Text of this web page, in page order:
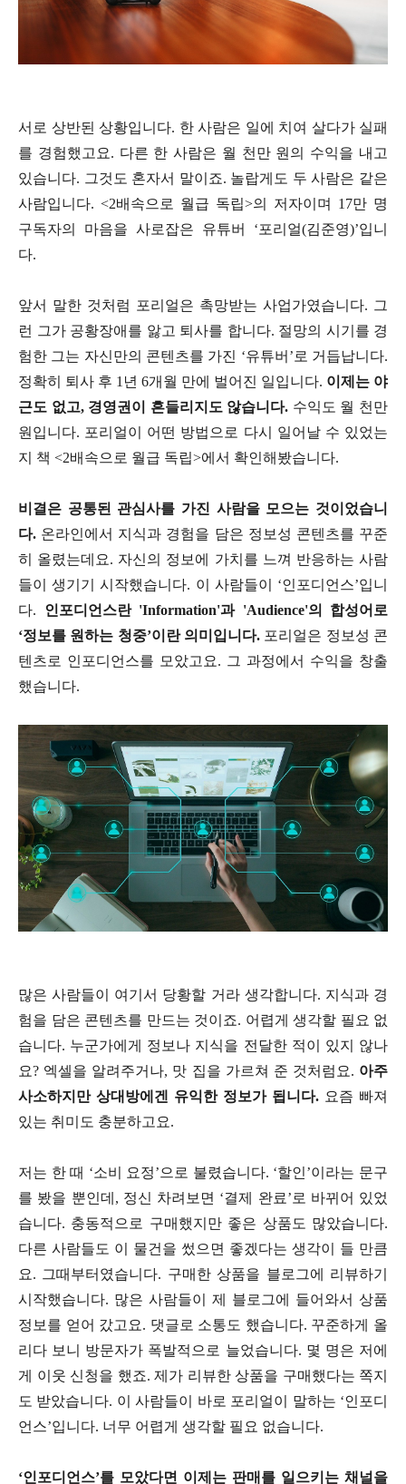
서로 상반된 상황입니다. 한 사람은 일에 치여 살다가 실패
를 경험했고요. 다른 한 사람은 월 천만 원의 수익을 내고
있습니다. 그것도 혼자서 말이죠. 놀랍게도 두 사람은 같은
사람입니다. <2배속으로 월급 독립>의 저자이며 17만 명
구독자의 마음을 사로잡은 유튜버 ‘포리얼(김준영)’입니
다.
앞서 말한 것처럼 포리얼은 촉망받는 사업가였습니다. 그
런 그가 공황장애를 앓고 퇴사를 합니다. 절망의 시기를 경
험한 그는 자신만의 콘텐츠를 가진 ‘유튜버’로 거듭납니다.
정확히 퇴사 후 1년 6개월 만에 벌어진 일입니다. 이제는 야
근도 없고, 경영권이 흔들리지도 않습니다. 수익도 월 천만
원입니다. 포리얼이 어떤 방법으로 다시 일어날 수 있었는
지 책 <2배속으로 월급 독립>에서 확인해봤습니다.
비결은 공통된 관심사를 가진 사람을 모으는 것이었습니
다. 온라인에서 지식과 경험을 담은 정보성 콘텐츠를 꾸준
히 올렸는데요. 자신의 정보에 가치를 느껴 반응하는 사람
들이 생기기 시작했습니다. 이 사람들이 ‘인포디언스’입니
다. 인포디언스란 'Information'과 'Audience'의 합성어로
‘정보를 원하는 청중’이란 의미입니다. 포리얼은 정보성 콘
텐츠로 인포디언스를 모았고요. 그 과정에서 수익을 창출
했습니다.
많은 사람들이 여기서 당황할 거라 생각합니다. 지식과 경
험을 담은 콘텐츠를 만드는 것이죠. 어렵게 생각할 필요 없
습니다. 누군가에게 정보나 지식을 전달한 적이 있지 않나
요? 엑셀을 알려주거나, 맛 집을 가르쳐 준 것처럼요. 아주
사소하지만 상대방에겐 유익한 정보가 됩니다. 요즘 빠져
있는 취미도 충분하고요.
저는 한 때 ‘소비 요정’으로 불렸습니다. ‘할인’이라는 문구
를 봤을 뿐인데, 정신 차려보면 ‘결제 완료’로 바뀌어 있었
습니다. 충동적으로 구매했지만 좋은 상품도 많았습니다.
다른 사람들도 이 물건을 썼으면 좋겠다는 생각이 들 만큼
요. 그때부터였습니다. 구매한 상품을 블로그에 리뷰하기
시작했습니다. 많은 사람들이 제 블로그에 들어와서 상품
정보를 얻어 갔고요. 댓글로 소통도 했습니다. 꾸준하게 올
리다 보니 방문자가 폭발적으로 늘었습니다. 몇 명은 저에
게 이웃 신청을 했죠. 제가 리뷰한 상품을 구매했다는 쪽지
도 받았습니다. 이 사람들이 바로 포리얼이 말하는 ‘인포디
언스’입니다. 너무 어렵게 생각할 필요 없습니다.
‘인포디언스’를 모았다면 이제는 판매를 일으키는 채널을